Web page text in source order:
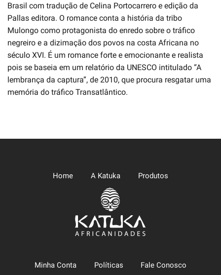
Brasil com tradução de Celina Portocarrero e edição da
Pallas editora. O romance conta a história da tribo
Mulongo como protagonista do enredo sobre o tráfico
negreiro e a dizimação dos povos na costa Africana no
século XVI. É um romance forte e emocionante e realista
pois se baseia em um relatório da UNESCO intitulado “A
lembrança da captura”, de 2010, que procura resgatar uma
memória do tráfico Transatlântico.
Home A Katuka Produtos
Minha Conta Políticas Fale Conosco